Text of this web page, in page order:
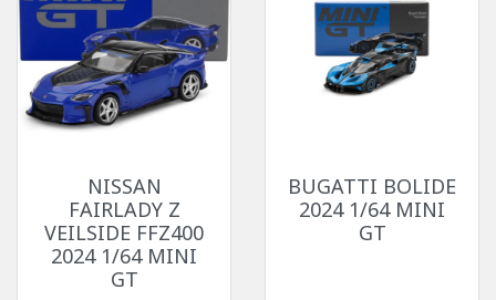
NISSAN
FAIRLADY Z
VEILSIDE FFZ400
2024 1/64 MINI
GT
BUGATTI BOLIDE
2024 1/64 MINI
GT